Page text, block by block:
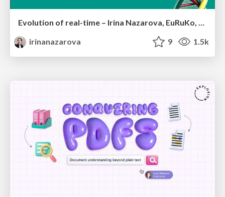
Evolution of real-time – Irina Nazarova, EuRuKo, 2024
irinanazarova
9 1.5k